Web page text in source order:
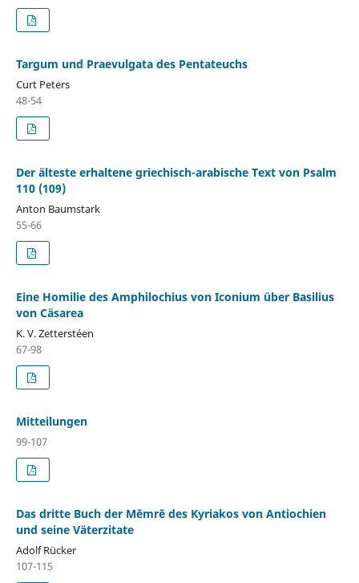
Targum und Praevulgata des Pentateuchs
Curt Peters
48-54
Der älteste erhaltene griechisch-arabische Text von Psalm
110 (109)
Anton Baumstark
55-66
Eine Homilie des Amphilochius von Iconium über Basilius
von Cäsarea
K. V. Zetterstéen
67-98
Mitteilungen
99-107
Das dritte Buch der Mēmrē des Kyriakos von Antiochien
und seine Väterzitate
Adolf Rücker
107-115